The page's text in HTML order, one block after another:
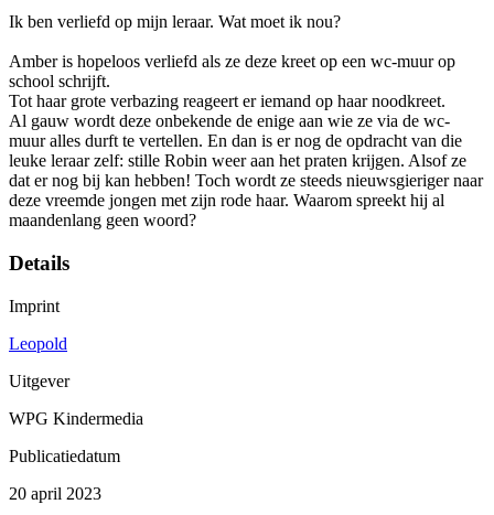
Ik ben verliefd op mijn leraar. Wat moet ik nou?
Amber is hopeloos verliefd als ze deze kreet op een wc-muur op
school schrijft.
Tot haar grote verbazing reageert er iemand op haar noodkreet.
Al gauw wordt deze onbekende de enige aan wie ze via de wc-
muur alles durft te vertellen. En dan is er nog de opdracht van die
leuke leraar zelf: stille Robin weer aan het praten krijgen. Alsof ze
dat er nog bij kan hebben! Toch wordt ze steeds nieuwsgieriger naar
deze vreemde jongen met zijn rode haar. Waarom spreekt hij al
maandenlang geen woord?
Details
Imprint
Leopold
Uitgever
WPG Kindermedia
Publicatiedatum
20 april 2023